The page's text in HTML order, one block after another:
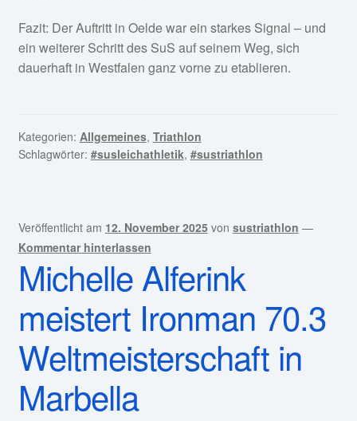
Fazit: Der Auftritt in Oelde war ein starkes Signal – und
ein weiterer Schritt des SuS auf seinem Weg, sich
dauerhaft in Westfalen ganz vorne zu etablieren.
Kategorien: Allgemeines, Triathlon
Schlagwörter: #susleichathletik, #sustriathlon
Veröffentlicht am 12. November 2025 von sustriathlon —
Kommentar hinterlassen
Michelle Alferink
meistert Ironman 70.3
Weltmeisterschaft in
Marbella